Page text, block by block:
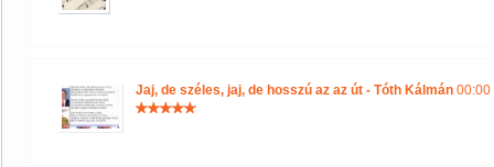
Jaj, de széles, jaj, de hosszú az az út - Tóth Kálmán 00:00